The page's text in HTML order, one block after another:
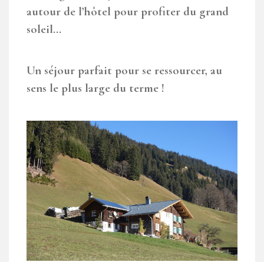
autour de l’hôtel pour profiter du grand
soleil…
Un séjour parfait pour se ressourcer, au
sens le plus large du terme !